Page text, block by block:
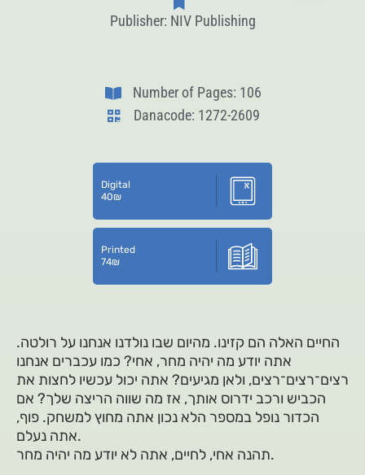
Publisher: NIV Publishing
Number of Pages: 106
Danacode: 1272-2609
Digital
40₪
Printed
74₪
החיים האלה הם קזינו. מהיום שבו נולדנו אנחנו על רולטה.
אתה יודע מה יהיה מחר, אחי? כמו עכברים אנחנו
רצים־רצים־רצים, ולאן מגיעים? אתה יכול עכשיו לחצות את
הכביש ורכב ידרוס אותך, אז מה שווה הריצה שלך? אם
הכדור נופל במספר הלא נכון אתה מחוץ למשחק. פוף,
אתה נעלם.
תהנה אחי, לחיים, אתה לא יודע מה יהיה מחר.